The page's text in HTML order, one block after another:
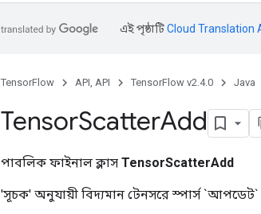
এই পৃষ্ঠাটিCloud Translation
TensorFlow API, API TensorFlow v2.4.0 Java
TensorScatterAdd
পাবলিক ফাইনাল ক্লাস TensorScatterAdd
'সূচক' অনুযায়ী বিদ্যমান টেনসরে স্পার্স